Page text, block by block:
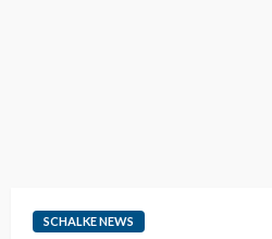
SCHALKE NEWS